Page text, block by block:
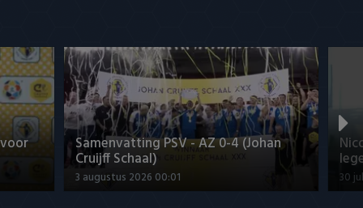
Samenvatting PSV - AZ 0-4 (Johan
Cruijff Schaal)
3 augustus 2026 00:01 30